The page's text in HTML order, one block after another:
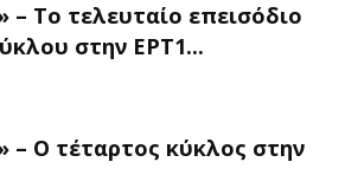
– Το τελευταίο επεισόδιο
στην ΕΡΤ1...
– Ο τέταρτος κύκλος στην